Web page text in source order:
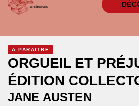
À PARAÎTRE
ORGUEIL ET
ÉDITION
JANE AUSTEN